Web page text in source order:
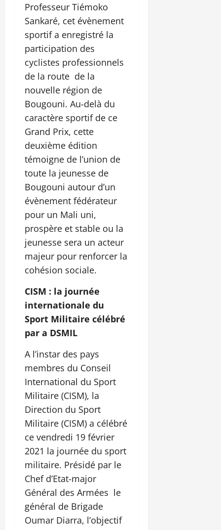
Professeur Tiémoko
Sankaré, cet évènement
sportif a enregistré la
participation des
cyclistes professionnels
de la route de la
nouvelle région de
Bougouni. Au-delà du
caractère sportif de ce
Grand Prix, cette
deuxième édition
témoigne de l’union de
toute la jeunesse de
Bougouni autour d’un
évènement fédérateur
pour un Mali uni,
prospère et stable ou la
jeunesse sera un acteur
majeur pour renforcer la
cohésion sociale.
CISM : la journée
internationale du
Sport Militaire célébré
par a DSMIL
A l’instar des pays
membres du Conseil
International du Sport
Militaire (CISM), la
Direction du Sport
Militaire (CISM) a célébré
ce vendredi 19 février
2021 la journée du sport
militaire. Présidé par le
Chef d’Etat-major
Général des Armées le
général de Brigade
Oumar Diarra, l’objectif